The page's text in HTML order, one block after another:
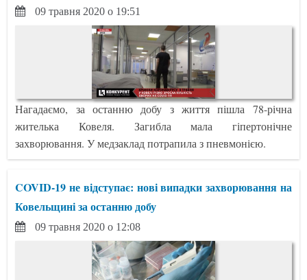
09 травня 2020 о 19:51
Нагадаємо, за останню добу з життя пішла 78-річна
жителька Ковеля. Загибла мала гіпертонічне
захворювання. У медзаклад потрапила з пневмонією.
COVID-19 не відступає: нові випадки захворювання на
Ковельщині за останню добу
09 травня 2020 о 12:08